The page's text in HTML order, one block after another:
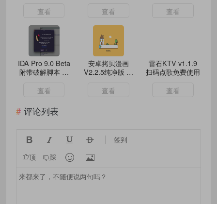
查看 查看 查看
IDA Pro 9.0 Beta
附带破解脚本 可
查看
安卓拷贝漫画
V2.2.5纯净版 手
查看
雷石KTV v1.1.9
扫码点歌免费使用
查看
评论列表
    签到
顶 踩  